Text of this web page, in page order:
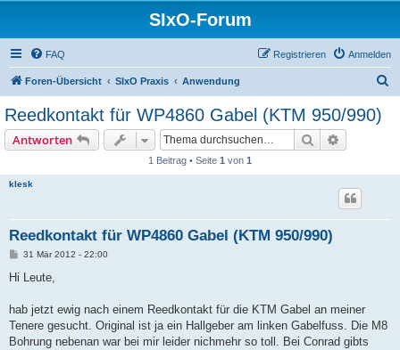
SIxO-Forum
FAQ Anmelden
Registrieren
Foren-Übersicht SIxO Praxis Anwendung
Reedkontakt für WP4860 Gabel (KTM 950/990)
Antworten Suche
1 Beitrag • Seite 1 von 1
klesk
Reedkontakt für WP4860 Gabel (KTM 950/990)
B
a
31 Mär 2012 - 22:00
Hi Leute,
hab jetzt ewig nach einem Reedkontakt für die KTM Gabel an meiner
Tenere gesucht. Original ist ja ein Hallgeber am linken Gabelfuss. Die M8
Bohrung nebenan war bei mir leider nichmehr so toll. Bei Conrad gibts